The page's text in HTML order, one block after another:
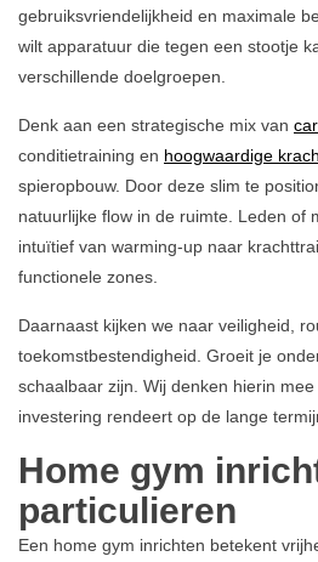
gebruiksvriendelijkheid en maximale
wilt apparatuur die tegen een stootje
verschillende doelgroepen.
Denk aan een strategische mix van
conditietraining en hoogwaardige
spieropbouw. Door deze slim te
natuurlijke flow in de ruimte. Leden of
intuïtief van warming-up naar
functionele zones.
Daarnaast kijken we naar veiligheid,
toekomstbestendigheid. Groeit je
schaalbaar zijn. Wij denken hierin
investering rendeert op de lange
Home gym
particulieren
Een home gym inrichten betekent